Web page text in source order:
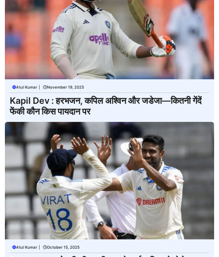
Atul Kumar November 19, 2025
Kapil Dev : हरभजन, कपिल अश्विन और जडेजा—कितनी गेंदें
फेंकी कौन किस पायदान पर
Atul Kumar October 15, 2025